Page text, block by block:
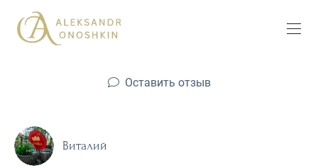
Оставить отзыв
Виталий